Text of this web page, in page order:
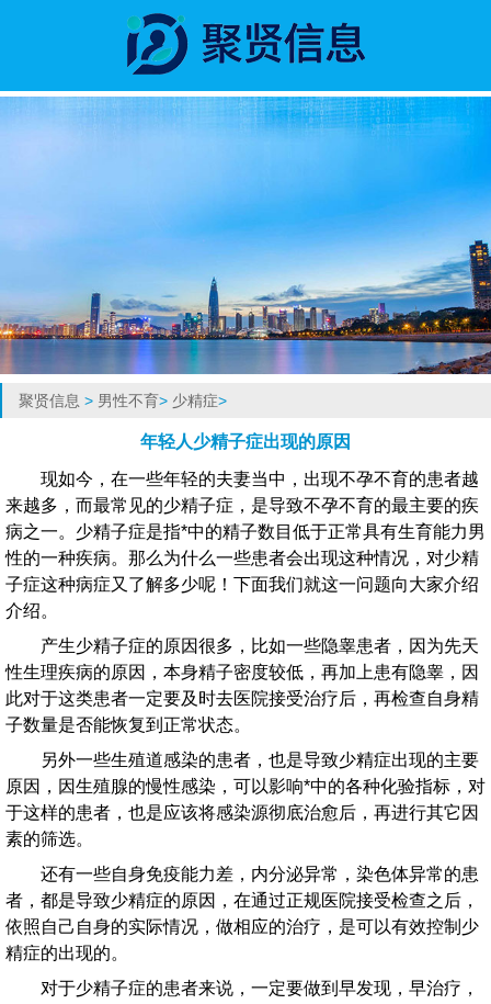
聚贤信息 > 男性不育> 少精症>
年轻人少精子症出现的原因
现如今，在一些年轻的夫妻当中，出现不孕不育的患者越
来越多，而最常见的少精子症，是导致不孕不育的最主要的疾
病之一。少精子症是指*中的精子数目低于正常具有生育能力男
性的一种疾病。那么为什么一些患者会出现这种情况，对少精
子症这种病症又了解多少呢！下面我们就这一问题向大家介绍
介绍。
产生少精子症的原因很多，比如一些隐睾患者，因为先天
性生理疾病的原因，本身精子密度较低，再加上患有隐睾，因
此对于这类患者一定要及时去医院接受治疗后，再检查自身精
子数量是否能恢复到正常状态。
另外一些生殖道感染的患者，也是导致少精症出现的主要
原因，因生殖腺的慢性感染，可以影响*中的各种化验指标，对
于这样的患者，也是应该将感染源彻底治愈后，再进行其它因
素的筛选。
还有一些自身免疫能力差，内分泌异常，染色体异常的患
者，都是导致少精症的原因，在通过正规医院接受检查之后，
依照自己自身的实际情况，做相应的治疗，是可以有效控制少
精症的出现的。
对于少精子症的患者来说，一定要做到早发现，早治疗，